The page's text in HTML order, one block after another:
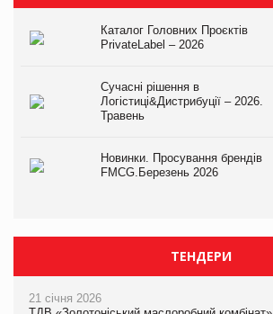
Каталог Головних Проєктів
PrivateLabel – 2026
Сучасні рішення в
Логістиці&Дистрибуції – 2026.
Травень
Новинки. Просування брендів
FMCG.Березень 2026
ТЕНДЕРИ
21 січня 2026